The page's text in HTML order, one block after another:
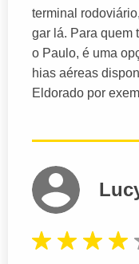
terminal
gar lá. Para quem
o Paulo, é uma
hias aéreas
Eldorado por